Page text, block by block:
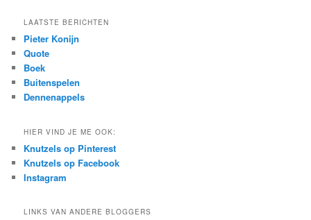
r
h
LAATSTE BERICHTEN
Pieter Konijn
Quote
Boek
Buitenspelen
Dennenappels
HIER VIND JE ME OOK:
Knutzels op Pinterest
Knutzels op Facebook
Instagram
LINKS VAN ANDERE BLOGGERS